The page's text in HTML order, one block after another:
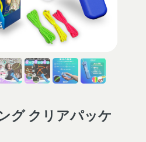
グ クリアパッケ